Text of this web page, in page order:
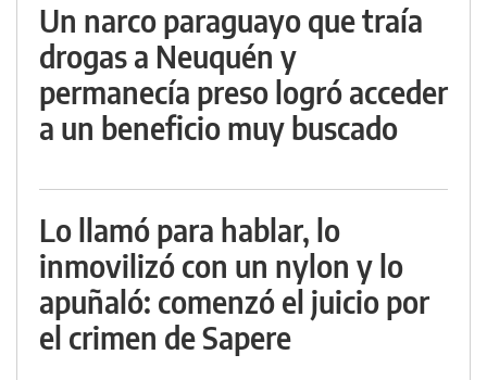
Un narco paraguayo que traía
drogas a Neuquén y
permanecía preso logró acceder
a un beneficio muy buscado
Lo llamó para hablar, lo
inmovilizó con un nylon y lo
apuñaló: comenzó el juicio por
el crimen de Sapere